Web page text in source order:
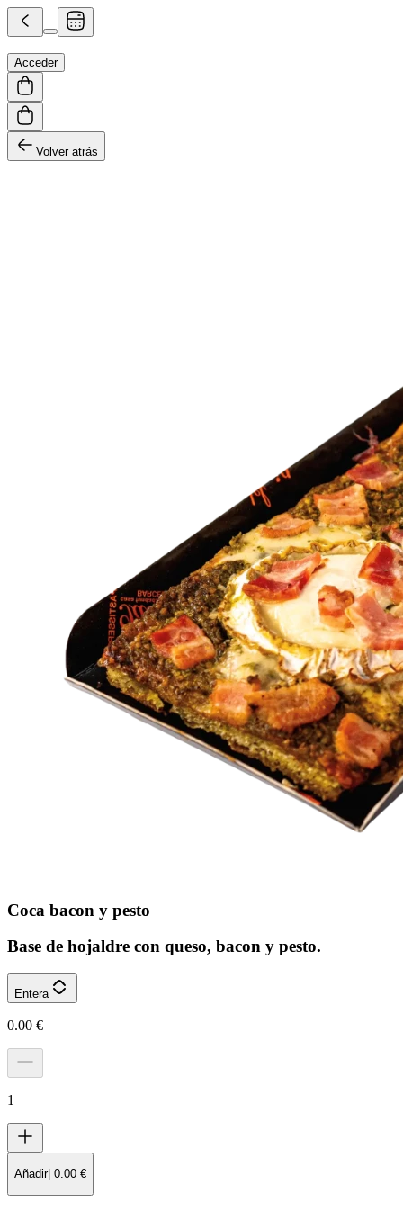
Acceder
Volver atrás
Coca bacon y pesto
Base de hojaldre con queso, bacon y pesto.
Entera
0.00 €
1
Añadir| 0.00 €